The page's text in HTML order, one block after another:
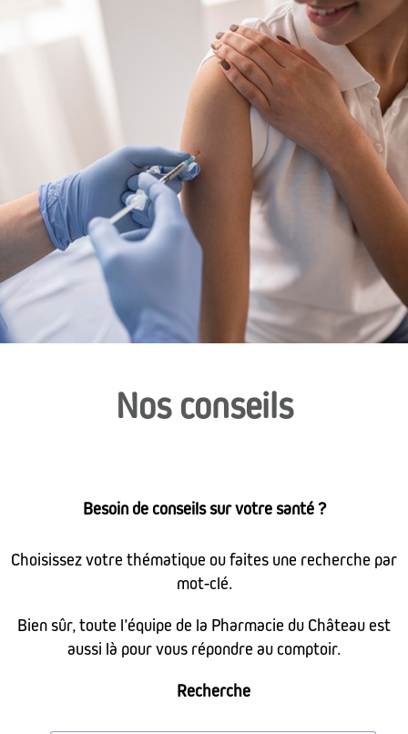
Nos conseils
Besoin de conseils sur votre santé ?
Choisissez votre thématique ou faites une recherche par
mot-clé.
Bien sûr, toute l’équipe de la Pharmacie du Château est
aussi là pour vous répondre au comptoir.
Recherche